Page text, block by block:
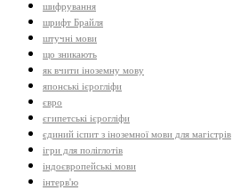
шифрування
шрифт Брайля
штучні мови
що зникають
як вчити іноземну мову
японські ієрогліфи
євро
єгипетські ієрогліфи
єдиний іспит з іноземної мови для магістрів
ігри для поліглотів
індоєвропейські мови
інтерв'ю